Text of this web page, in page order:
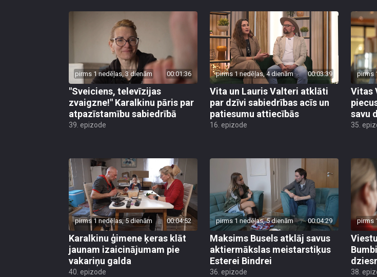
pirms 1 nedēļas, 3 dienām 00:01:36
"Sveiciens, televīzijas
zvaigzne!" Karalkinu pāris par
atpazīstamību sabiedrībā
39. epizode
pirms 1 nedēļas, 4 dienām 00:03:39
Vita un Lauris Valteri atklāti
par dzīvi sabiedrības acīs un
patiesumu attiecībās
16. epizode
pirms
Vitas
savu
35.
pirms 1 nedēļas, 5 dienām 00:04:52
Karalkinu ģimene ķeras klāt
jaunam izaicinājumam pie
vakariņu galda
40. epizode
pirms 1 nedēļas, 5 dienām 00:04:29
Maksims Busels atklāj savus
aktiermākslas meistarstiķus
Esterei Bindrei
36. epizode
pirms
38.